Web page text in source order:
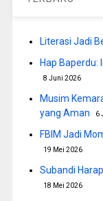
Literasi Jadi
Hap
8 Juni 2026
Musim
yang Aman
6
FBIM Jadi
19 Mei 2026
Subandi
18 Mei 2026